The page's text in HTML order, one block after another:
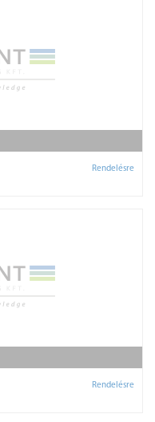
Rendelésre
Rendelésre